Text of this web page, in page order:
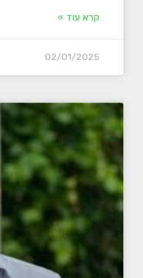
קרא עוד »
02/01/2025